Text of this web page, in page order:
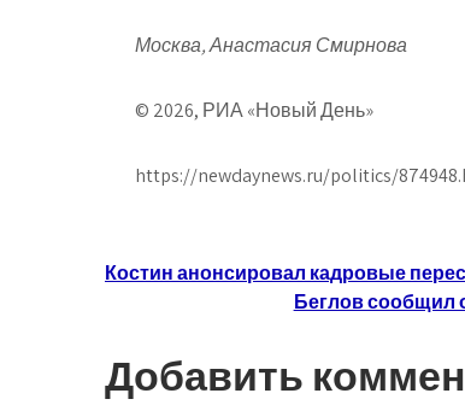
Москва, Анастасия Смирнова
© 2026, РИА «Новый День»
https://newdaynews.ru/politics/
Навигация
записям
Костин анонсировал кадровые
Беглов сообщил
Добавить